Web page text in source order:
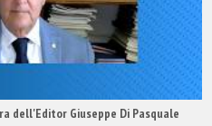
dell'Editor Giuseppe Di Pasquale